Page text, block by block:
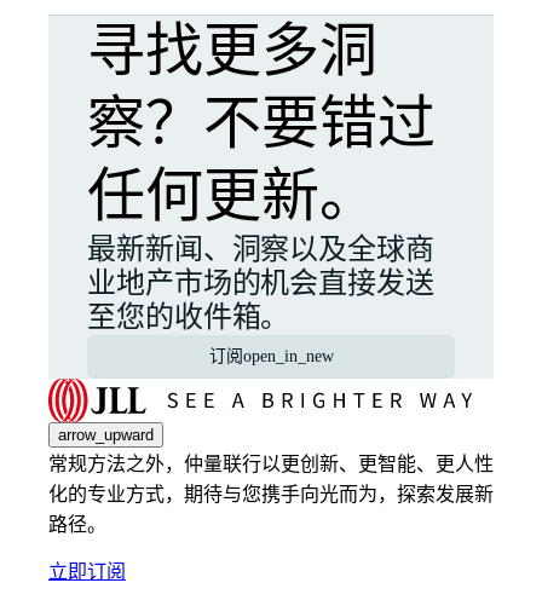
寻找更多洞
察？不要错过
任何更新。
最新新闻、洞察以及全球商
业地产市场的机会直接发送
至您的收件箱。
订阅 open_in_new
arrow_upward
常规方法之外，仲量联行以更创新、更智能、更人性
化的专业方式，期待与您携手向光而为，探索发展新
路径。
立即订阅